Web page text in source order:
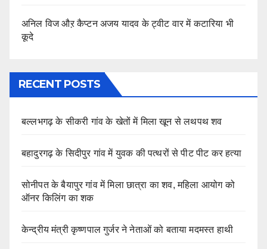
अनिल विज औऱ कैप्टन अजय यादव के ट्वीट वार में कटारिया भी
कूदे
RECENT POSTS
बल्लभगढ़ के सीकरी गांव के खेतों में मिला खून से लथपथ शव
बहादुरगढ़ के सिदीपुर गांव में युवक की पत्थरों से पीट पीट कर हत्या
सोनीपत के बैयापुर गांव में मिला छात्रा का शव, महिला आयोग को
ऑनर किलिंग का शक
केन्द्रीय मंत्री कृष्णपाल गुर्जर ने नेताओं को बताया मदमस्त हाथी